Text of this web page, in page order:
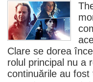
Clare se dorea
rolul principal nu a
continuările au